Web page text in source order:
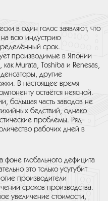
в один голос заявляют, что
на всю индустрию
срок.
производимые в Японии
Murata, Toshiba и Renesas,
другие
В настоящее время
остаётся неясной.
большая часть заводов не
бедствий, однако
проблемы. Ряд
рабочих дней в
фоне глобального дефицита
это только усугубит
производители
сроков производства.
увеличение стоимости,